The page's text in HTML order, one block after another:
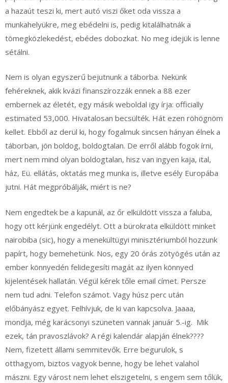
a hazaút teszi ki, mert autó viszi őket oda vissza a
munkahelyükre, meg ebédelni is, pedig kitalálhatnák a
tömegközlekedést, ebédes dobozkat. No meg idejük is lenne
sétálni.
Nem is olyan egyszerű bejutnunk a táborba. Nekünk
fehéreknek, akik kvázi finanszírozzák ennek a 88 ezer
embernek az életét, egy másik weboldal igy írja: officially
estimated 53,000. Hivatalosan becsülték. Hát ezen röhögnöm
kellet. Ebből az derül ki, hogy fogalmuk sincsen hányan élnek a
táborban, jön boldog, boldogtalan. De erről alább fogok írni,
mert nem mind olyan boldogtalan, hisz van ingyen kaja, ital,
ház, Eü. ellátás, oktatás meg munka is, illetve esély Europába
jutni. Hát megpróbálják, miért is ne?
Nem engedtek be a kapunál, az őr elküldött vissza a faluba,
hogy ott kérjünk engedélyt. Ott a bürokrata elküldött minket
nairobiba (sic), hogy a menekültügyi minisztériumból hozzunk
papírt, hogy bemehetünk. Nos, egy 20 órás zötyögés után az
ember könnyedén felidegesíti magát az ilyen könnyed
kijelentések hallatán. Végül kérek tőle email címet. Persze
nem tud adni. Telefon számot. Vagy húsz perc után
előbányász egyet. Felhívjuk, de ki van kapcsolva. Jaaaa,
mondja, még karácsonyi szüneten vannak január 5.-ig. Mik
ezek, tán pravoszlávok? A régi kalendár alapján élnek????
Nem, fizetett állami semmitevők. Erre begurulok, s
otthagyom, biztos vagyok benne, hogy be lehet valahol
mászni. Egy várost nem lehet elszigetelni, s engem sem tőlük,